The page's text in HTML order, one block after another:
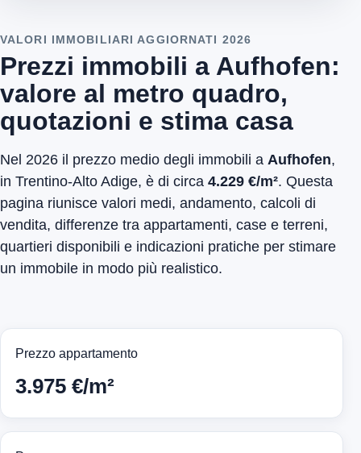
VALORI IMMOBILIARI AGGIORNATI 2026
Prezzi immobili a Aufhofen:
valore al metro quadro,
quotazioni e stima casa
Nel 2026 il prezzo medio degli immobili a Aufhofen,
in Trentino-Alto Adige, è di circa 4.229 €/m². Questa
pagina riunisce valori medi, andamento, calcoli di
vendita, differenze tra appartamenti, case e terreni,
quartieri disponibili e indicazioni pratiche per stimare
un immobile in modo più realistico.
Prezzo appartamento
3.975 €/m²